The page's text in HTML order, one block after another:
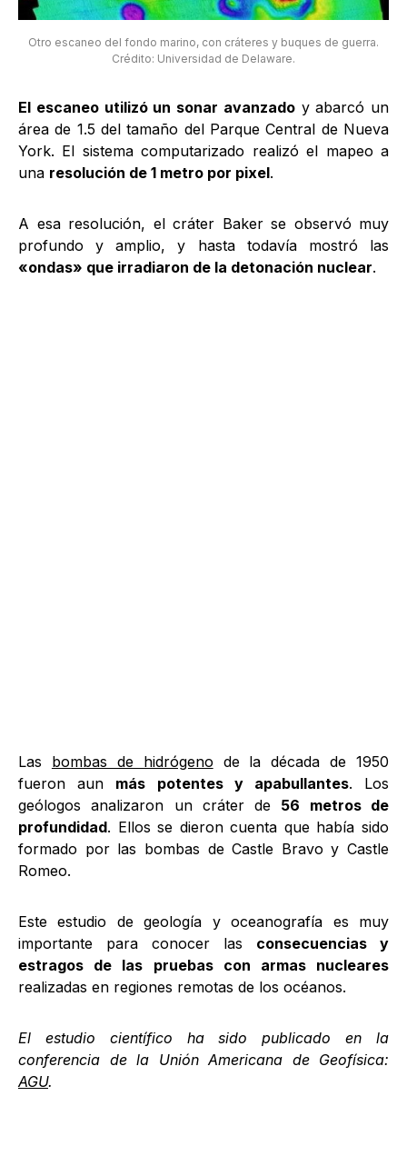
Otro escaneo del fondo marino, con cráteres y buques de guerra.
Crédito: Universidad de Delaware.
El escaneo utilizó un sonar avanzadoy abarcó un
área de 1.5 del tamaño del Parque Central de Nueva
York. El sistema computarizado realizó el mapeo a
una resolución de 1 metro por pixel.
A esa resolución, el cráter Baker se observó muy
profundo y amplio, y hasta todavía mostró las
«ondas» que irradiaron de la detonación nuclear.
Las bombas de hidrógeno de la década de 1950
fueron aun más potentes y apabullantes. Los
geólogos analizaron un cráter de 56 metros de
profundidad. Ellos se dieron cuenta que había sido
formado por las bombas de Castle Bravo y Castle
Romeo.
Este estudio de geología y oceanografía es muy
importante para conocer las consecuencias y
estragos de las pruebas con armas nucleares
realizadas en regiones remotas de los océanos.
El estudio científico ha sido publicado en la
conferencia de la Unión Americana de Geofísica:
AGU.